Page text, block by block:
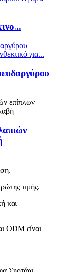
τιμής.
και
ODM είναι